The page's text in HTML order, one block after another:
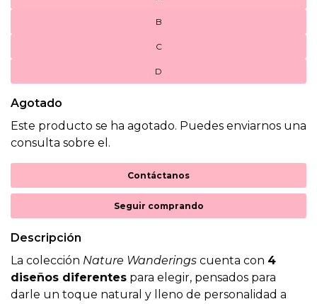
B
C
D
Agotado
Este producto se ha agotado. Puedes enviarnos una
consulta sobre el.
Contáctanos
Seguir comprando
Descripción
La colección Nature Wanderings cuenta con 4
diseños diferentes para elegir, pensados para
darle un toque natural y lleno de personalidad a